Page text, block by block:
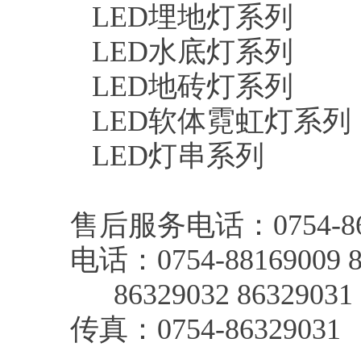
LED埋地灯系列
LED水底灯系列
LED地砖灯系列
LED软体霓虹灯系列
LED灯串系列
售后服务电话：0754-
电话：0754-88169009
86329032 86329031
传真：0754-86329031